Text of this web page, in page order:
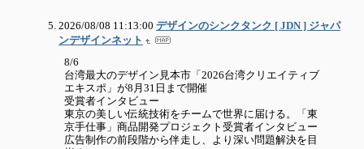
2026/08/08 11:13:00 デザインのシンクタンク [ JDN ] ジャパ
ンデザインネット
8/6
台湾最大のデザイン見本市「2026台湾クリエイティブ
エキスポ」が8月31日まで開催
受賞者インタビュー
東京の美しい伝統技術をチームで世界に届ける。「東
京手仕事」商品開発プロジェクト受賞者インタビュー
広告制作の前段階から伴走し、より深い問題解決を目